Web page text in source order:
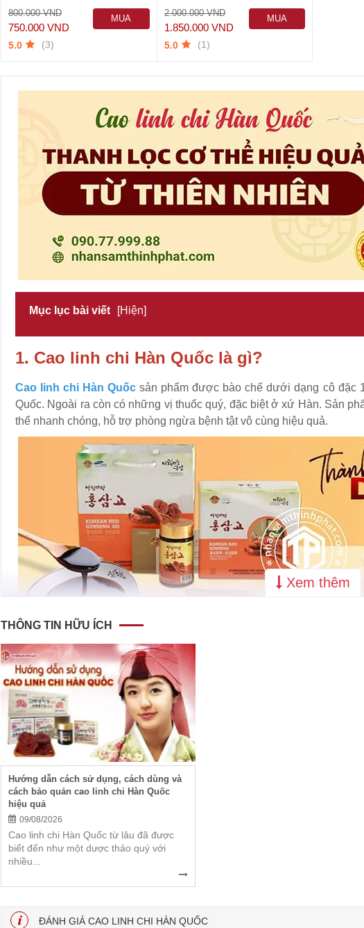
800.000 VND
750.000 VND
MUA
5.0 (3)
2.000.000 VND
1.850.000 VND
MUA
5.0 (1)
Mục lục bài viết [Hiện]
1. Cao linh chi Hàn Quốc là gì?
Cao linh chi Hàn Quốc sản phẩm được bào chế dưới dạng cô đặc
Quốc. Ngoài ra còn có những vị thuốc quý, đặc biệt ở xứ Hàn. Sản
thể nhanh chóng, hỗ trợ phòng ngừa bệnh tật vô cùng hiệu quả.
Xem thêm
THÔNG TIN HỮU ÍCH
Hướng dẫn cách sử dụng, cách dùng và
cách bảo quản cao linh chi Hàn Quốc
hiệu quả
09/08/2026
Cao linh chi Hàn Quốc từ lâu đã được
biết đến như một dược thảo quý với
nhiều...
ĐÁNH GIÁ CAO LINH CHI HÀN QUỐC